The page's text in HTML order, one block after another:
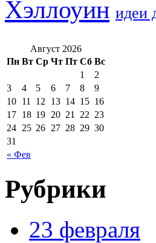
Хэллоуин идеи
Август 2026
Пн Вт Ср Чт Пт Сб Вс
« Фев
1
2
3
4 5 6 7 8
9
10 11 12 13 14 15 16
17 18 19 20 21 22 23
24 25 26 27 28 29 30
31
Рубрики
23 февраля